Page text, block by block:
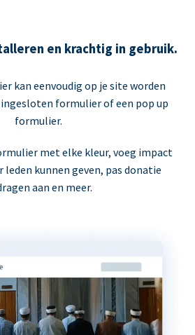
en krachtig in gebruik.
kan eenvoudig op je site worden
formulier of een pop up
formulier.
met elke kleur, voeg impact
leden kunnen geven, pas donatie
aan en meer.